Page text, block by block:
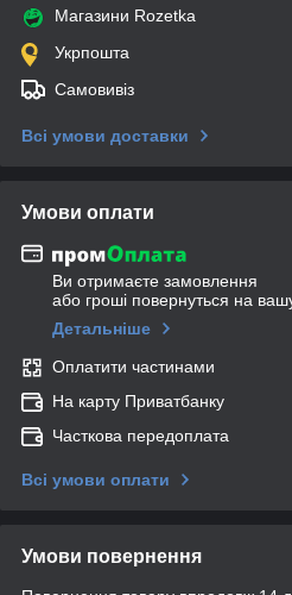
Магазини Rozetka
Укрпошта
Самовивіз
Всі умови доставки
Умови оплати
Ви отримаєте замовлення
або гроші повернуться на
Детальніше
Оплатити частинами
На карту Приватбанку
Часткова передоплата
Всі умови оплати
Умови повернення